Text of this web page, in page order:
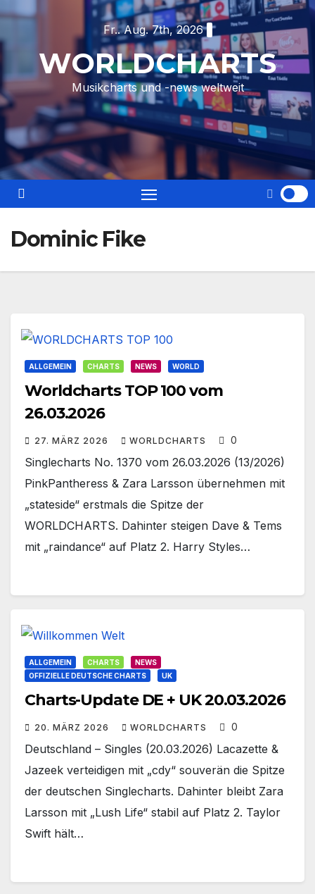
Skip
content
Fr.. Aug. 7th, 2026
WORLDCHARTS
Musikcharts und -news weltweit
Dominic Fike
ALLGEMEIN CHARTS NEWS WORLD
Worldcharts TOP 100 vom
26.03.2026
27. MÄRZ 2026 WORLDCHARTS 0
Singlecharts No. 1370 vom 26.03.2026 (13/2026)
PinkPantheress & Zara Larsson übernehmen mit
„stateside“ erstmals die Spitze der
WORLDCHARTS. Dahinter steigen Dave & Tems
mit „raindance“ auf Platz 2. Harry Styles…
ALLGEMEIN CHARTS
NEWS
OFFIZIELLE DEUTSCHE CHARTS
UK
Charts-Update DE + UK 20.03.2026
20. MÄRZ 2026 WORLDCHARTS 0
Deutschland – Singles (20.03.2026) Lacazette &
Jazeek verteidigen mit „cdy“ souverän die Spitze
der deutschen Singlecharts. Dahinter bleibt Zara
Larsson mit „Lush Life“ stabil auf Platz 2. Taylor
Swift hält…